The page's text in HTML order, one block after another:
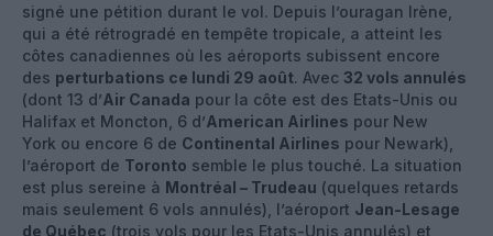
signé une pétition durant le vol. Depuis l’ouragan Irène,
qui a été rétrogradé en tempête tropicale, a atteint les
côtes canadiennes où les aéroports subissent encore
des perturbations ce lundi 29 août. Avec 32 vols annulés
(dont 13 d’Air Canada pour la côte est des Etats-Unis ou
Halifax et Moncton, 6 d’American Airlines pour New
York ou encore 6 de Continental Airlines pour Newark),
l’aéroport de Toronto semble le plus touché. La situation
est plus sereine à Montréal – Trudeau (quelques retards
mais seulement 6 vols annulés), l’aéroport Jean-Lesage
de Québec (trois vols pour les Etats-Unis annulés) et